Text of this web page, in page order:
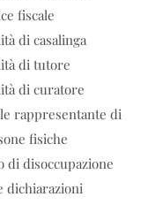
fiscale
di casalinga
di tutore
di curatore
rappresentante di
fisiche
di disoccupazione
dichiarazioni